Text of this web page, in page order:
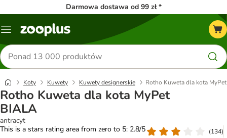
Darmowa dostawa od 99 zł *
Menu
Szukaj
produktów
Koty Kuwety Kuwety designerskie Rotho Kuweta dla kota
Rotho Kuweta dla kota MyPet
BIALA
antracyt
This is a stars rating area from zero to 5: 2.8/5
(134)